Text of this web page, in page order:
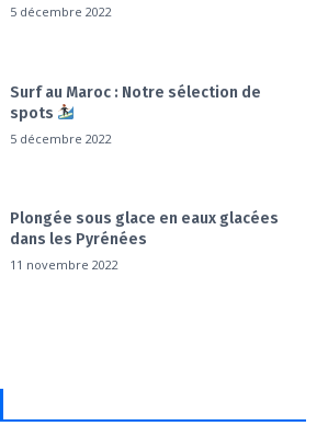
5 décembre 2022
Surf au Maroc : Notre sélection de
spots
5 décembre 2022
Plongée sous glace en eaux glacées
dans les Pyrénées
11 novembre 2022